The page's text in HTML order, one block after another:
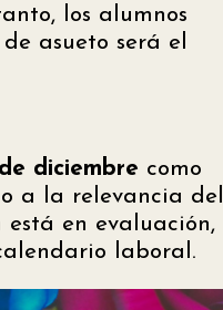
los alumnos
asueto será el
diciembre como
a la relevancia del
en evaluación,
laboral.